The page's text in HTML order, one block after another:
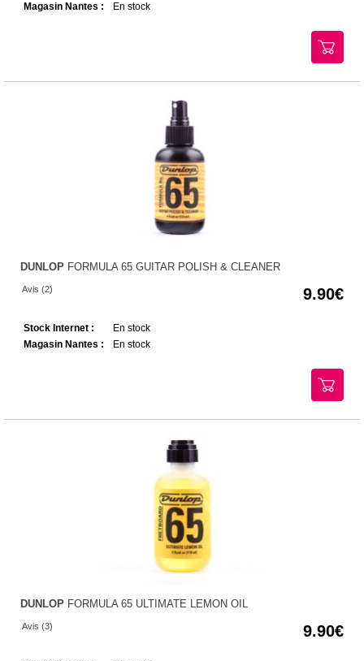
Magasin Nantes :
En stock
DUNLOP FORMULA 65 GUITAR POLISH & CLEANER
Avis (2) 9.90
Stock Internet :
En stock
Magasin Nantes :
En stock
DUNLOP FORMULA 65 ULTIMATE LEMON OIL
Avis (3) 9.90